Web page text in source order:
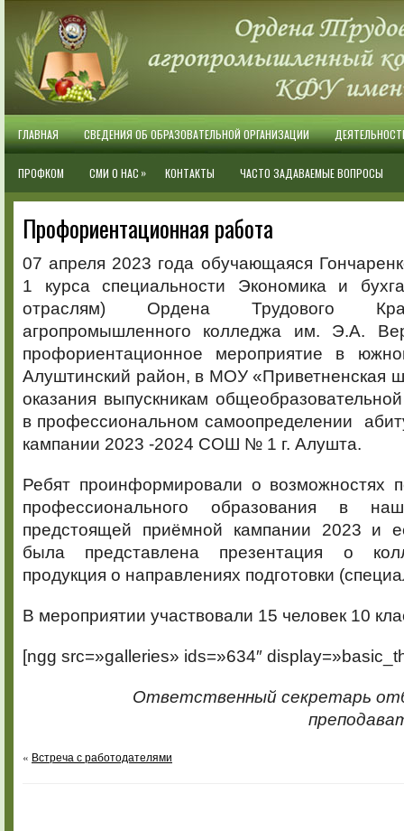
ГЛАВНАЯ СВЕДЕНИЯ ОБ ОБРАЗОВАТЕЛЬНОЙ ОРГАНИЗАЦИИ
ПРОФКОМ СМИ О НАС » КОНТАКТЫ ЧАСТО ЗАДАВАЕМЫЕ ВОПРОСЫ
Профориентационная работа
07 апреля 2023 года обучающаяся
1 курса специальности Экономика и
отраслям) Ордена Трудового
агропромышленного колледжа им. Э.А.
профориентационное мероприятие в
Алуштинский район, в МОУ «Приветненская
оказания выпускникам
в профессиональном самоопределении
кампании 2023 -2024 СОШ № 1 г. Алушта.
Ребят проинформировали о возможностях
профессионального образования в
предстоящей приёмной кампании 2023 и
была представлена презентация о
продукция о направлениях подготовки
В мероприятии участвовали 15 человек 10
[ngg src=»galleries» ids=»634″
Ответственный секретарь
« Встреча с работодателями